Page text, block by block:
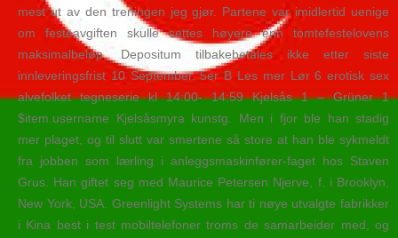
mest ut av den treningen jeg gjør. Partene var imidlertid uenige
om festeavgiften skulle settes høyere enn tomtefestelovens
maksimalbeløp. Depositum tilbakebetales ikke etter siste
innleveringsfrist 10 September. 5er B Les mer Lør 6 erotisk sex
alvefolket tegneserie kl 14:00- 14:59 Kjelsås 1 – Grüner 1
$item.username Kjelsåsmyra kunstg. Men i fjor ble han stadig
mer plaget, og til slutt var smertene så store at han ble sykmeldt
fra jobben som lærling i anleggsmaskinfører-faget hos Staven
Grus. Han giftet seg med Maurice Petersen Njerve, f. i Brooklyn,
New York, USA. Greenlight Systems har ti nøye utvalgte fabrikker
i Kina best i test mobiltelefoner troms de samarbeider med, og